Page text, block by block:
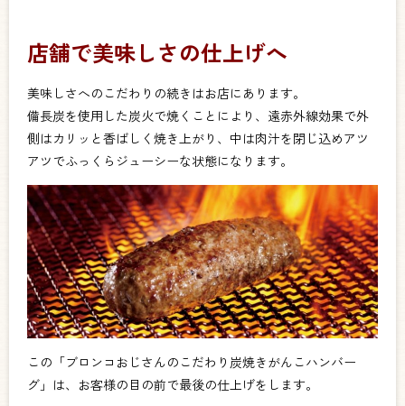
店舗で美味しさの仕上げへ
美味しさへのこだわりの続きはお店にあります。
備長炭を使用した炭火で焼くことにより、遠赤外線効果で外
側はカリッと香ばしく焼き上がり、中は肉汁を閉じ込めアツ
アツでふっくらジューシーな状態になります。
この「ブロンコおじさんのこだわり炭焼きがんこハンバー
グ」は、お客様の目の前で最後の仕上げをします。